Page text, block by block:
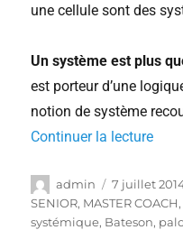
une cellule sont des
Un système est plus
est porteur d’une
notion de système
Continuer la lecture
admin 7 juillet
SENIOR, MASTER COACH
systémique, Bateson,